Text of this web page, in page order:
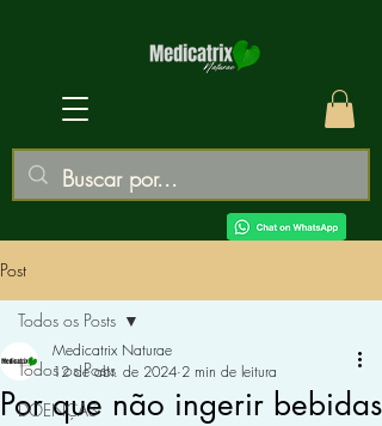
Post
Todos os Posts
DOENÇAS
Todos os Posts
Por que não ingerir bebidas
Medicatrix Naturae
12 de abr. de 2024 2 min de leitura